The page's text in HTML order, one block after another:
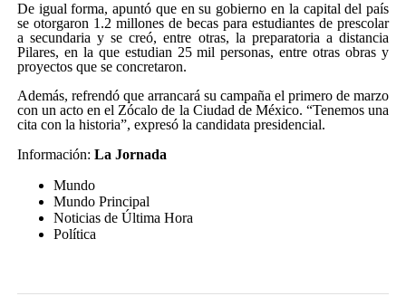
De igual forma, apuntó que en su gobierno en la capital del país
se otorgaron 1.2 millones de becas para estudiantes de prescolar
a secundaria y se creó, entre otras, la preparatoria a distancia
Pilares, en la que estudian 25 mil personas, entre otras obras y
proyectos que se concretaron.
Además, refrendó que arrancará su campaña el primero de marzo
con un acto en el Zócalo de la Ciudad de México.
Tenemos una
cita con la historia , expresó la candidata presidencial.
Información: La Jornada
Mundo
Mundo Principal
Noticias de Última Hora
Política